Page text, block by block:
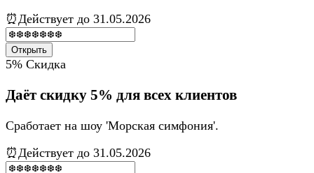
⏰Действует до 31.05.2026
Открыть
5% Скидка
Даёт скидку 5% для всех клиентов
Сработает на шоу 'Морская симфония'.
⏰Действует до 31.05.2026